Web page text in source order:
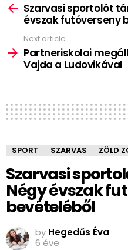
moreSzarvasi sportolót
évszak futóverseny
Next article
Partneriskolai
Vajda a Ludovikával
SPORT SZARVAS ZÖLD
Szarvasi
Négy évszak
bevételéből
by Hegedűs Éva
6 éve